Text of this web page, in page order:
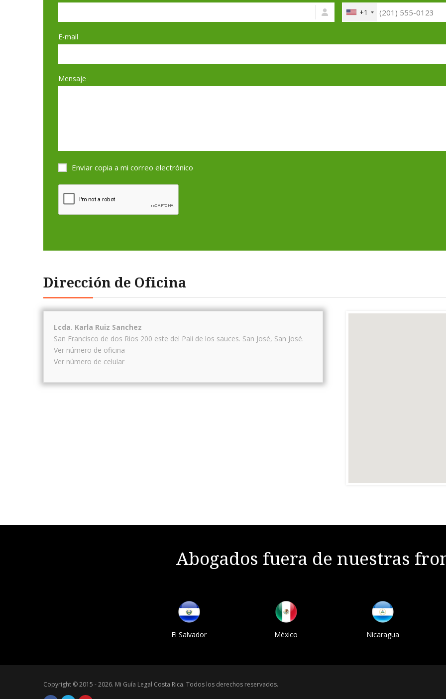
+1
E-mail
Mensaje
Enviar copia a mi correo electrónico
Dirección de Oficina
Lcda. Karla Ruiz Sanchez
San Francisco de dos Rios 200 este del Pali de los sauces. San José, San José.
Ver número de oficina
Ver número de celular
Abogados fuera de nuestras
El Salvador México Nicaragua
Copyright © 2015 - 2026. Mi Guía Legal Costa Rica. Todos los derechos reservados.